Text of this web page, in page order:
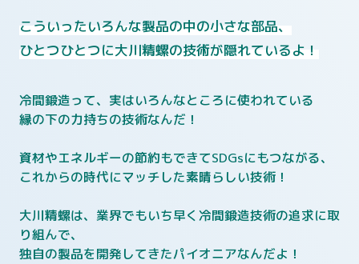
こういったいろんな製品の中の小さな部品、
ひとつひとつに大川精螺の技術が隠れているよ！
冷間鍛造って、実はいろんなところに使われている
縁の下の力持ちの技術なんだ！
資材やエネルギーの節約もできてSDGsにもつながる、
これからの時代にマッチした素晴らしい技術！
大川精螺は、業界でもいち早く冷間鍛造技術の追求に取
り組んで、
独自の製品を開発してきたパイオニアなんだよ！